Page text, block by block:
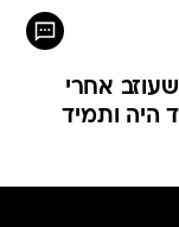
אחרי
היה ותמיד